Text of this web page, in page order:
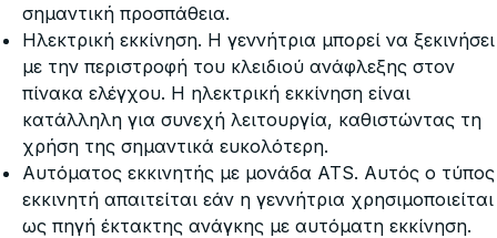
σημαντική προσπάθεια.
Ηλεκτρική εκκίνηση. Η γεννήτρια μπορεί να ξεκινήσει
με την περιστροφή του κλειδιού ανάφλεξης στον
πίνακα ελέγχου. Η ηλεκτρική εκκίνηση είναι
κατάλληλη για συνεχή λειτουργία, καθιστώντας τη
χρήση της σημαντικά ευκολότερη.
Αυτόματος εκκινητής με μονάδα ATS. Αυτός ο τύπος
εκκινητή απαιτείται εάν η γεννήτρια χρησιμοποιείται
ως πηγή έκτακτης ανάγκης με αυτόματη εκκίνηση.